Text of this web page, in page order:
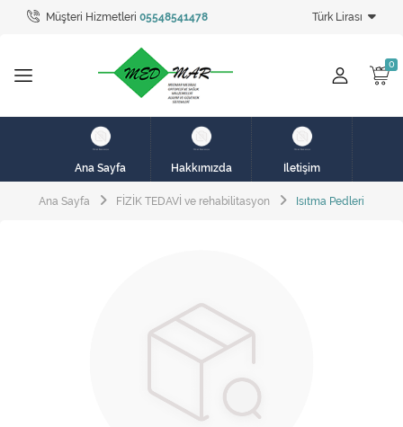
Müşteri Hizmetleri 05548541478 Türk Lirası
Tüm Kategoriler
hasta karyolası
HASTA KARYOLASI
SOLUNUM CİHAZLARI
TANSİYON ALETLERİ
TEKERLEKLİ SANDALYE
VARİS ÇORAPLARI
Ana Sayfa Hakkımızda İletişim
Ana Sayfa FİZİK TEDAVİ ve rehabilitasyon Isıtma Pedleri